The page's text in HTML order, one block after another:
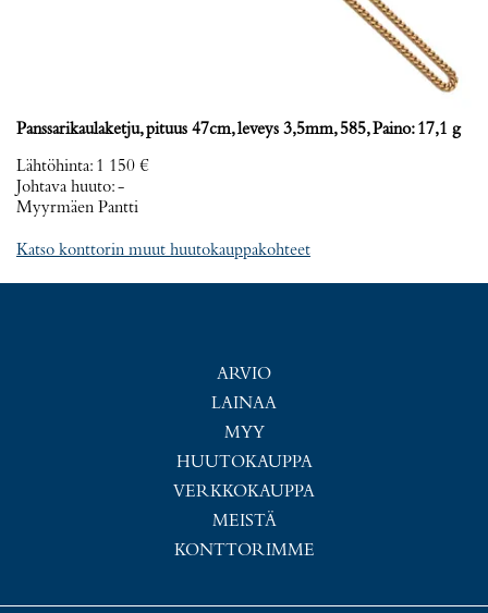
Panssarikaulaketju, pituus 47cm, leveys 3,5mm, 585, Paino: 17,1 g
Lähtöhinta: 1 150 €
Johtava huuto:-
Myyrmäen Pantti
Katso konttorin muut huutokauppakohteet
ARVIO
LAINAA
MYY
HUUTOKAUPPA
VERKKOKAUPPA
MEISTÄ
KONTTORIMME